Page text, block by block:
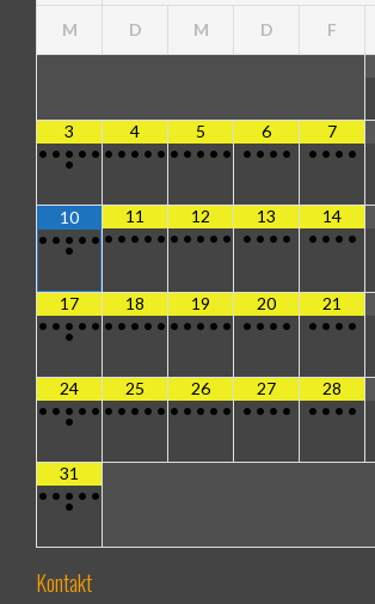
M D M D F
3
• • • • •
•
4
• • • • •
5
• • • • •
6
• • • •
7
• • • •
10
• • • • •
•
11
• • • • •
12
• • • • •
13
• • • •
14
• • • •
17
• • • • •
•
18
• • • • •
19
• • • • •
20
• • • •
21
• • • •
24
• • • • •
•
25
• • • • •
26
• • • • •
27
• • • •
28
• • • •
31
• • • • •
•
Kontakt